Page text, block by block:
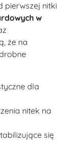
pierwszej nitki
w
że na
dla
nitek na
się